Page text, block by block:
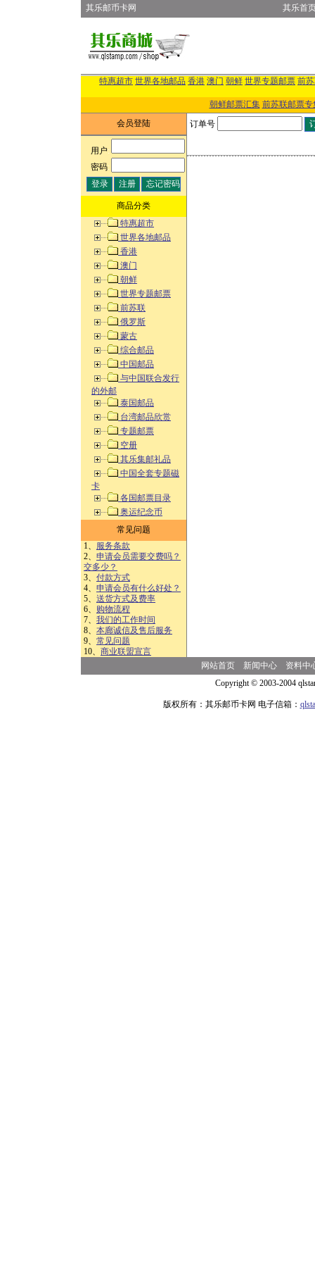
其乐邮币卡网 其乐首
特惠超市 世界各地邮品 香港 澳门 朝鲜 世界专题邮票 前
朝鲜邮票汇集 前苏联邮票专
会员登陆
用户:
密码:
商品分类
特惠超市
世界各地邮品
香港
澳门
朝鲜
世界专题邮票
前苏联
俄罗斯
蒙古
综合邮品
中国邮品
与中国联合发行
的外邮
泰国邮品
台湾邮品欣赏
专题邮票
空册
其乐集邮礼品
中国全套专题磁
卡
各国邮票目录
奥运纪念币
常见问题
1、 服务条款
2、 申请会员需要交费吗？
交多少？
3、 付款方式
4、 申请会员有什么好处？
5、 送货方式及费率
6、 购物流程
7、 我们的工作时间
8、 本廊诚信及售后服务
9、 常见问题
10、 商业联盟宣言
订单号
网站首页 新闻中心
资料中
Copyright © 2003-2004
版权所有：其乐邮币卡网 电子信箱：